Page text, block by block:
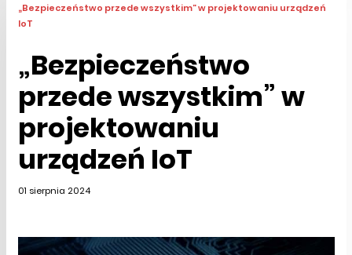
„Bezpieczeństwo przede wszystkim” w projektowaniu urządzeń
IoT
„Bezpieczeństwo
przede wszystkim” w
projektowaniu
urządzeń IoT
01 sierpnia 2024